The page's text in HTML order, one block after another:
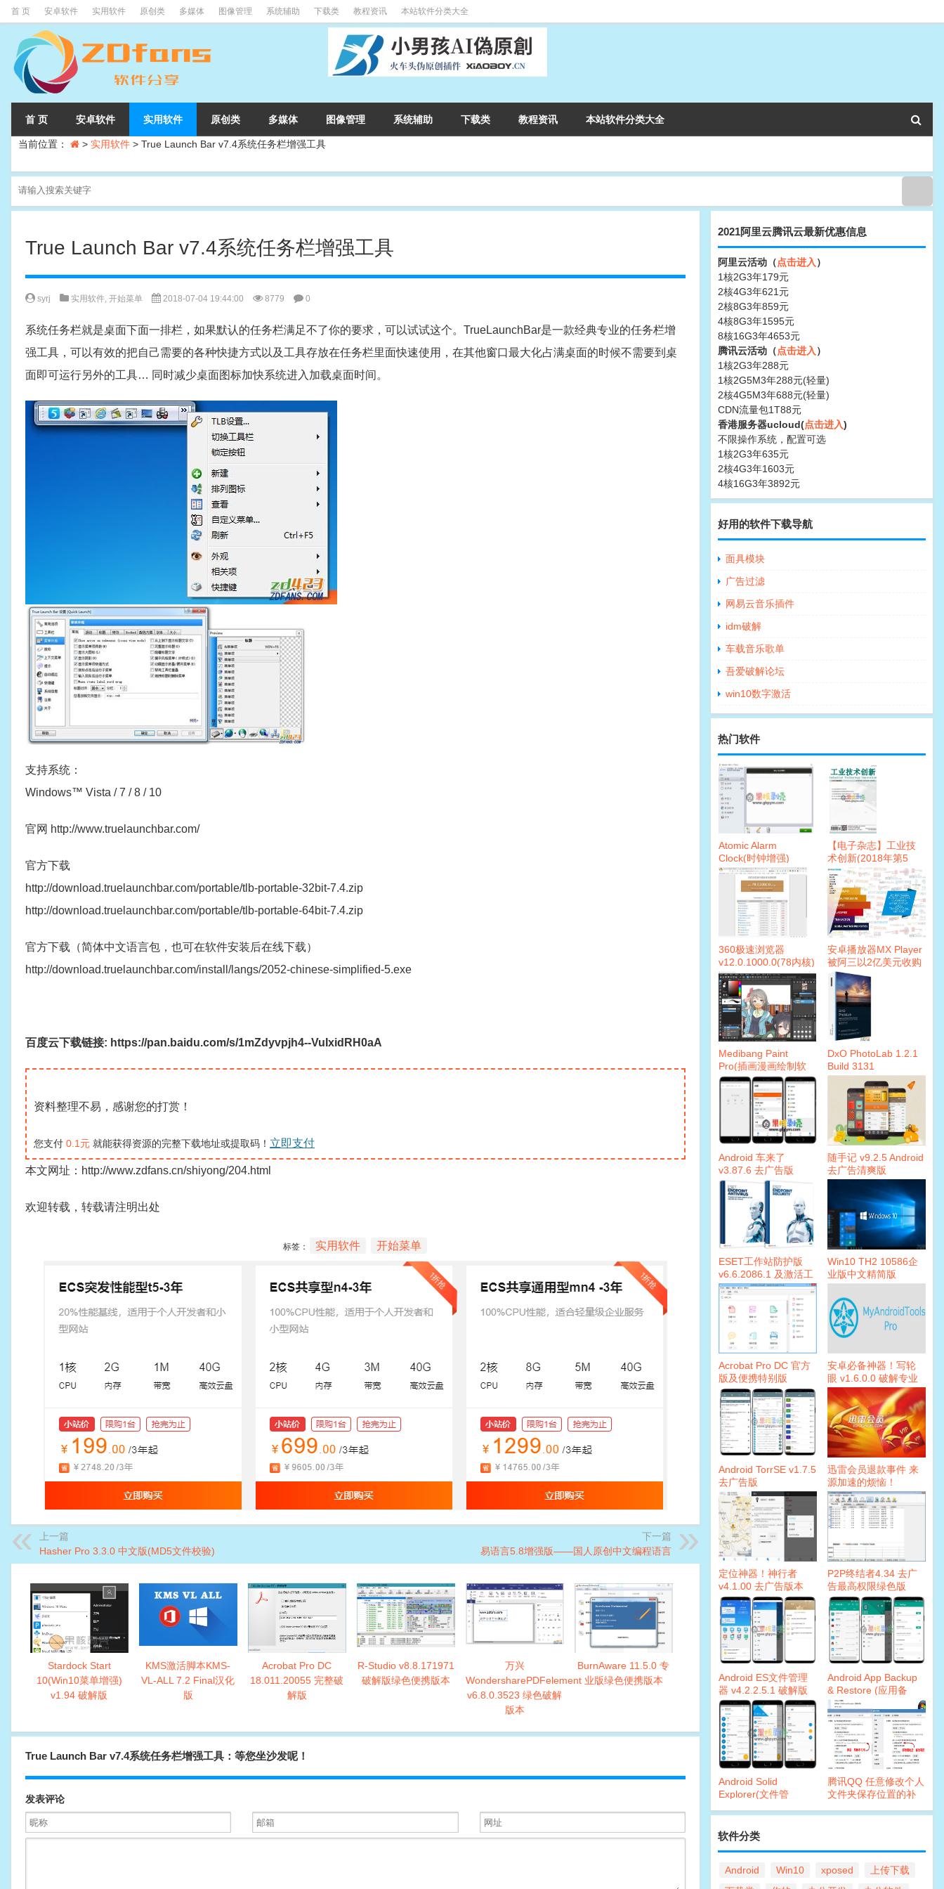
首 页 安卓软件 实用软件 原创类 多媒体 图像管理 系统辅助 下载类 教程资讯 本站软件分类大全
首 页 安卓软件 实用软件 原创类 多媒体 图像管理 系统辅助 下载类 教程资讯 本站软件分类大全
当前位置： > 实用软件 > True Launch Bar v7.4系统任务栏增强工具
True Launch Bar v7.4系统任务栏增强工具
syrj 实用软件, 开始菜单 2018-07-04 19:44:00 8779 0
系统任务栏就是桌面下面一排栏，如果默认的任务栏满足不了你的要求，可以试试这个。TrueLaunchBar是一款经典专业的任务栏增
强工具，可以有效的把自己需要的各种快捷方式以及工具存放在任务栏里面快速使用，在其他窗口最大化占满桌面的时候不需要到桌
面即可运行另外的工具… 同时减少桌面图标加快系统进入加载桌面时间。
支持系统：
Windows™ Vista / 7 / 8 / 10
官网 http://www.truelaunchbar.com/
官方下载
http://download.truelaunchbar.com/portable/tlb-portable-32bit-7.4.zip
http://download.truelaunchbar.com/portable/tlb-portable-64bit-7.4.zip
官方下载（简体中文语言包，也可在软件安装后在线下载）
http://download.truelaunchbar.com/install/langs/2052-chinese-simplified-5.exe
百度云下载链接: https://pan.baidu.com/s/1mZdyvpjh4--VuIxidRH0aA
资料整理不易，感谢您的打赏！
您支付 0.1元 就能获得资源的完整下载地址或提取码！ 立即支付
本文网址：http://www.zdfans.cn/shiyong/204.html
欢迎转载，转载请注明出处
标签： 实用软件 开始菜单
上一篇
Hasher Pro 3.3.0 中文版(MD5文件校验)
下一篇
易语言5.8增强版——国人原创中文编程语言
Stardock Start
10(Win10菜单增强)
v1.94 破解版
KMS激活脚本KMS-
VL-ALL 7.2 Final汉化
版
Acrobat Pro DC
18.011.20055 完整破
解版
R-Studio v8.8.171971
破解版绿色便携版本
万兴
WondersharePDFelement
v6.8.0.3523 绿色破解
版本
BurnAware 11.5.0 专
业版绿色便携版本
True Launch Bar v7.4系统任务栏增强工具：等您坐沙发呢！
发表评论
2021阿里云腾讯云最新优惠信息
阿里云活动（点击进入 ）
1核2G3年179元
2核4G3年621元
2核8G3年859元
4核8G3年1595元
8核16G3年4653元
腾讯云活动（点击进入 ）
1核2G3年288元
1核2G5M3年288元(轻量)
2核4G5M3年688元(轻量)
CDN流量包1T88元
香港服务器ucloud(点击进入)
不限操作系统，配置可选
1核2G3年635元
2核4G3年1603元
4核16G3年3892元
好用的软件下载导航
面具模块
广告过滤
网易云音乐插件
idm破解
车载音乐歌单
吾爱破解论坛
win10数字激活
热门软件
Atomic Alarm
Clock(时钟增强)
6.262破解版
【电子杂志】工业技
术创新(2018年第5
期)PDF
360极速浏览器
v12.0.1000.0(78内核)
绿色便携版
安卓播放器MX Player
被阿三以2亿美元收购
Medibang Paint
Pro(插画漫画绘制软
件)v24.2 多语言版
DxO PhotoLab 1.2.1
Build 3131
Elite(32/64)汉化破解
Android 车来了
v3.87.6 去广告版
随手记 v9.2.5 Android
去广告清爽版
ESET工作站防护版
v6.6.2086.1 及激活工
具
Win10 TH2 10586企
业版中文精简版
Acrobat Pro DC 官方
版及便携特别版
安卓必备神器！写轮
眼 v1.6.0.0 破解专业
版
Android TorrSE v1.7.5
去广告版
迅雷会员退款事件 来
源加速的烦恼！
定位神器！神行者
v4.1.00 去广告版本
P2P终结者4.34 去广
告最高权限绿色版
Android ES文件管理
器 v4.2.2.5.1 破解版
Android App Backup
& Restore (应用备
份)v6.7.6 破解版
Android Solid
Explorer(文件管
腾讯QQ 任意修改个人
文件夹保存位置的补
软件分类
Android Win10 xposed
上传下载